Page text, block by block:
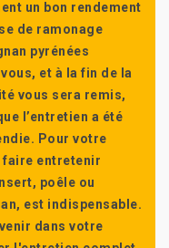
un bon rendement
de ramonage
pyrénées
et à la fin de la
vous sera remis,
l’entretien a été
Pour votre
faire entretenir
poêle ou
est indispensable.
dans votre